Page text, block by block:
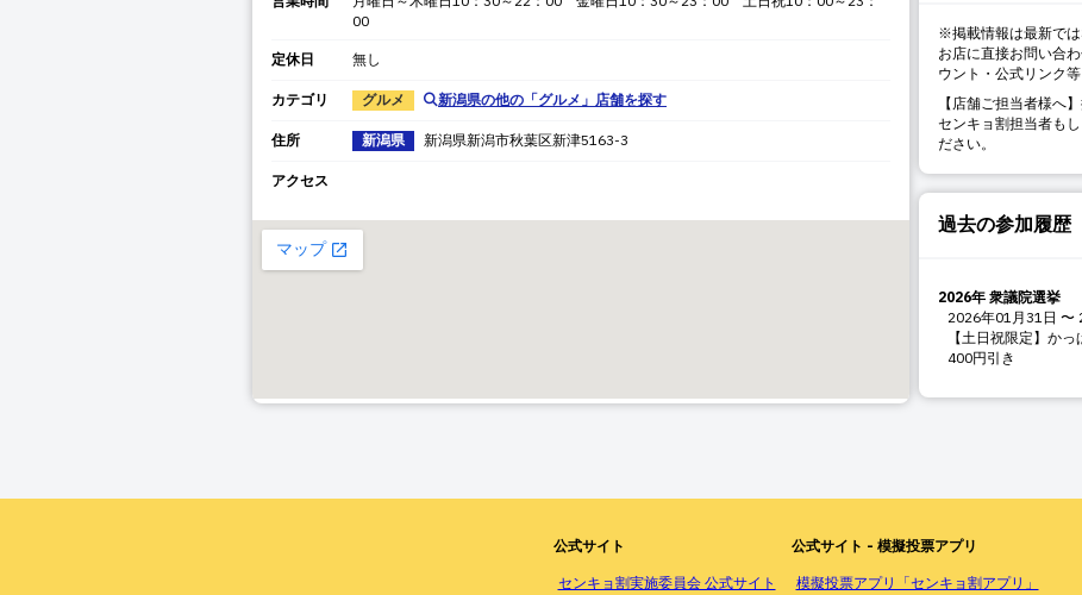
00
定休日 無し
カテゴリ グルメ 新潟県の他の「グルメ 」店舗を探す
住所 新潟県 新潟県新潟市秋葉区新津5163-3
アクセス
※掲載情報は最新で
お店に直接お問い合
ウント・公式リンク
【店舗ご担当者様へ
センキョ割担当者も
ださい。
過去の参加履歴
2026年 衆議院選挙
2026年01月31日 〜
【土日祝限定】か
400円引き
公式サイト
センキョ割実施委員会 公式サイト
公式サイト - 模擬投票アプリ
模擬投票アプリ「センキョ割アプリ」